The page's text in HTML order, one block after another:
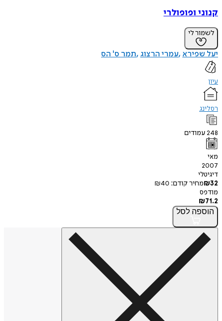
קנוני ופופולרי
לשמור לי
יעל שפירא עמרי הרצוג תמר ס' הס
עיון
רסלינג
248עמודים
מאי
2007
דיגיטלי
₪32 מחיר קודם: ₪40
מודפס
₪71.2
הוספה לסל